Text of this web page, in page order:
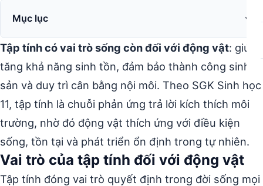
Mục lục
Tập tính có vai trò sống còn đối với động vật: giúp
tăng khả năng sinh tồn, đảm bảo thành công sinh
sản và duy trì cân bằng nội môi. Theo SGK Sinh học
11, tập tính là chuỗi phản ứng trả lời kích thích môi
trường, nhờ đó động vật thích ứng với điều kiện
sống, tồn tại và phát triển ổn định trong tự nhiên.
Vai trò của tập tính đối với động vật
Tập tính đóng vai trò quyết định trong đời sống mọi